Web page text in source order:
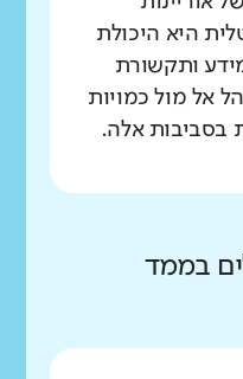
היא היכולת
ותקשורת
אל מול כמויות
בסביבות אלה.
בממד